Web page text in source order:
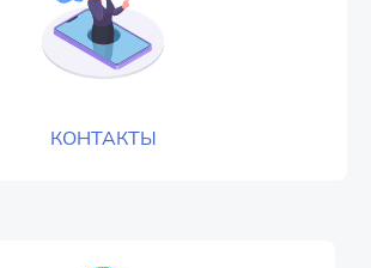
КОНТАКТЫ